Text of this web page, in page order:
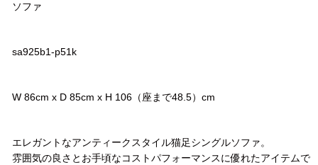
ソファ
sa925b1-p51k
W 86cm x D 85cm x H 106（座まで48.5）cm
エレガントなアンティークスタイル猫足シングルソファ。
雰囲気の良さとお手頃なコストパフォーマンスに優れたアイテムで